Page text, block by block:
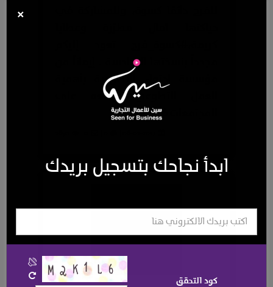
×
ابدأ نجاحك بتسجيل بريدك
كود التحقق
مجدداً بنسختها السادسة . إيماناً من
مؤسسة احتواء التطوعية بأهمية
العمل التطوعي ونفعه على
المجتمعات فقد قامت..